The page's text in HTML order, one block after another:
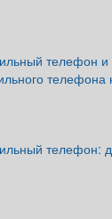
телефон
телефона
телефон: